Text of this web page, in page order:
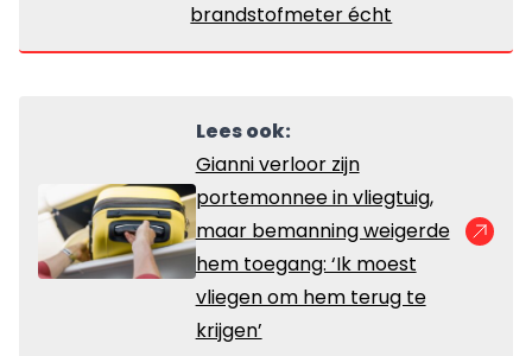
brandstofmeter écht
Lees ook:
Gianni verloor zijn
portemonnee in vliegtuig,
maar bemanning weigerde
hem toegang: ‘Ik moest
vliegen om hem terug te
krijgen’